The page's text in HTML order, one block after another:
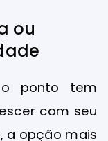
ou
o ponto tem
com seu
a opção mais